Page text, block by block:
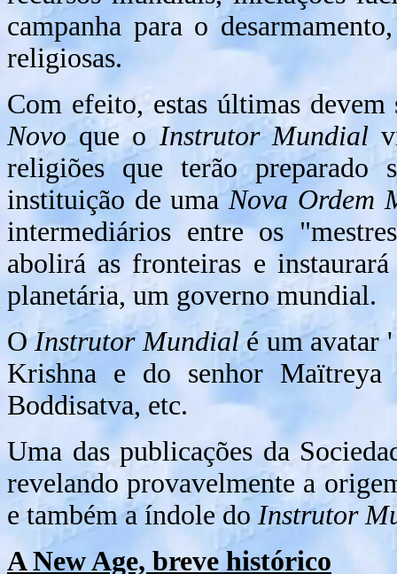
campanha para o
religiosas.
Com efeito, estas últimas
Novoque oInstrutor Mundial
religiões que terão preparado
instituição de umaNova Ordem
intermediários entre os
abolirá as fronteiras e
planetária, um governo mundial.
OInstrutor Mundialé um avatar '
Krishna e do senhor
Boddisatva, etc.
Uma das publicações da
revelando provavelmente a
e também a índole do Instrutor
A New Age, breve histórico